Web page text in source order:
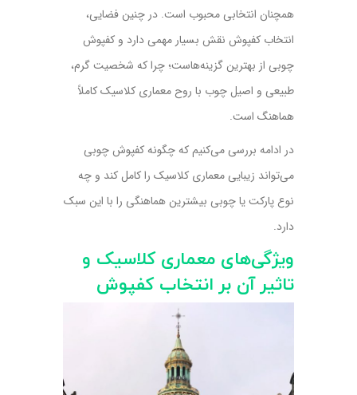
همچنان انتخابی محبوب است. در چنین فضایی،
انتخاب کفپوش نقش بسیار مهمی دارد و کفپوش
چوبی از بهترین گزینه‌هاست؛ چرا که شخصیت گرم،
طبیعی و اصیل چوب با روح معماری کلاسیک کاملاً
هماهنگ است.
در ادامه بررسی می‌کنیم که چگونه کفپوش چوبی
می‌تواند زیبایی معماری کلاسیک را کامل کند و چه
نوع پارکت یا چوبی بیشترین هماهنگی را با این سبک
دارد.
ویژگی‌های معماری کلاسیک و
تاثیر آن بر انتخاب کفپوش